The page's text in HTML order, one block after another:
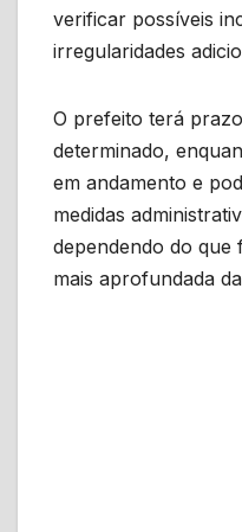
verificar possíveis
irregularidades
O prefeito terá
determinado,
em andamento e
medidas
dependendo do que
mais aprofundada